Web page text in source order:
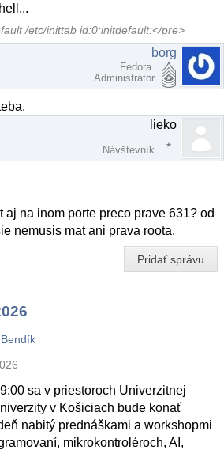
/etc/inittab id:0:initdefault:</pre>
borg
Fedora
Administrátor
lieko
Návštevník
aj na inom porte preco prave 631? od
nemusis mat ani prava roota.
Pridať správu
sa v priestoroch Univerzitnej
v Košiciach bude konať
nabitý prednáškami a workshopmi
mikrokontroléroch, AI,